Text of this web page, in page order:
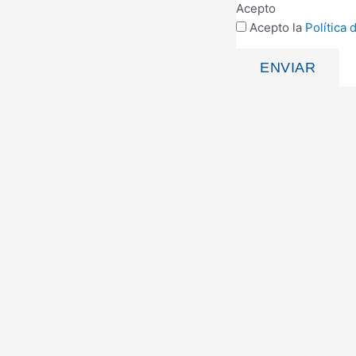
Acepto
Acepto la Política
ENVIAR